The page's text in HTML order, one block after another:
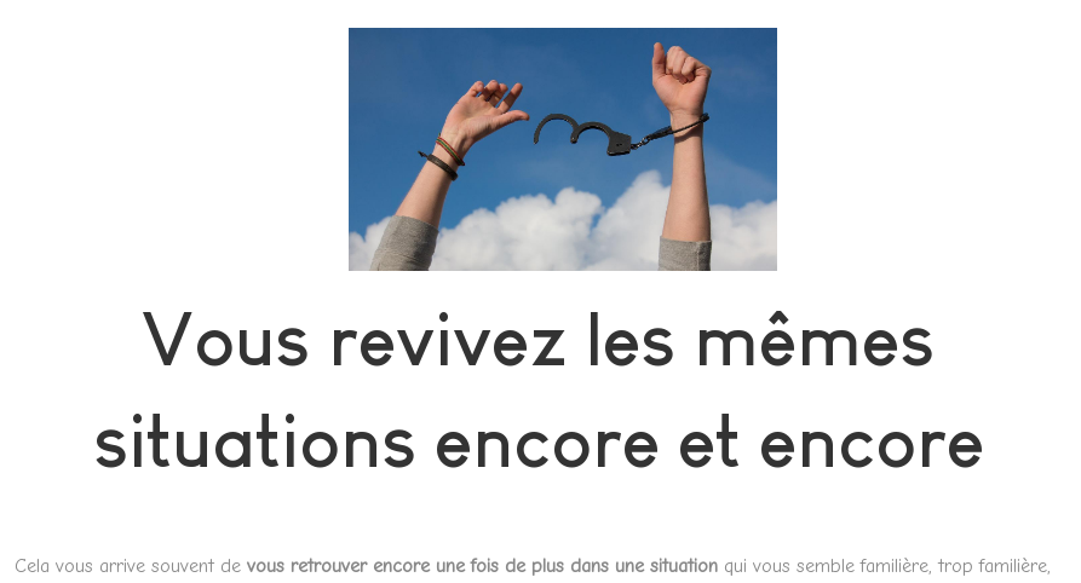
Vous revivez les mêmes
situations encore et encore
Cela vous arrive souvent de vous retrouver encore une fois de plus dans une situation qui vous semble familière, trop familière,